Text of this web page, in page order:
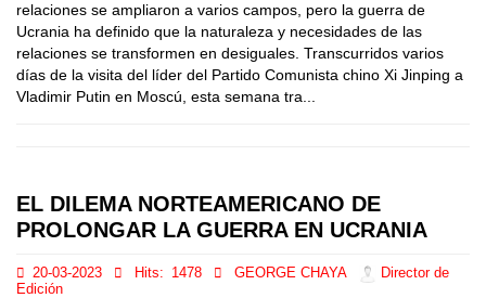
relaciones se ampliaron a varios campos, pero la guerra de
Ucrania ha definido que la naturaleza y necesidades de las
relaciones se transformen en desiguales. Transcurridos varios
días de la visita del líder del Partido Comunista chino Xi Jinping a
Vladimir Putin en Moscú, esta semana tra...
EL DILEMA NORTEAMERICANO DE
PROLONGAR LA GUERRA EN UCRANIA
20-03-2023 Hits: 1478 GEORGE CHAYA
Director de
Edición